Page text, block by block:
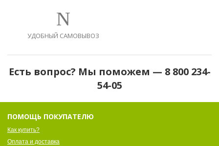
УДОБНЫЙ САМОВЫВОЗ
Есть вопрос? Мы поможем — 8 800 234-
54-05
ПОМОЩЬ ПОКУПАТЕЛЮ
Как купить?
Оплата и доставка